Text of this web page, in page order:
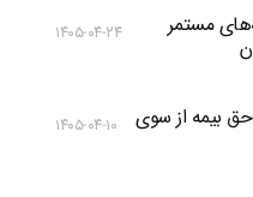
مستمر
۱۴۰۵-۰۴-۲۴
بیمه از سوی
۱۴۰۵-۰۴-۱۰